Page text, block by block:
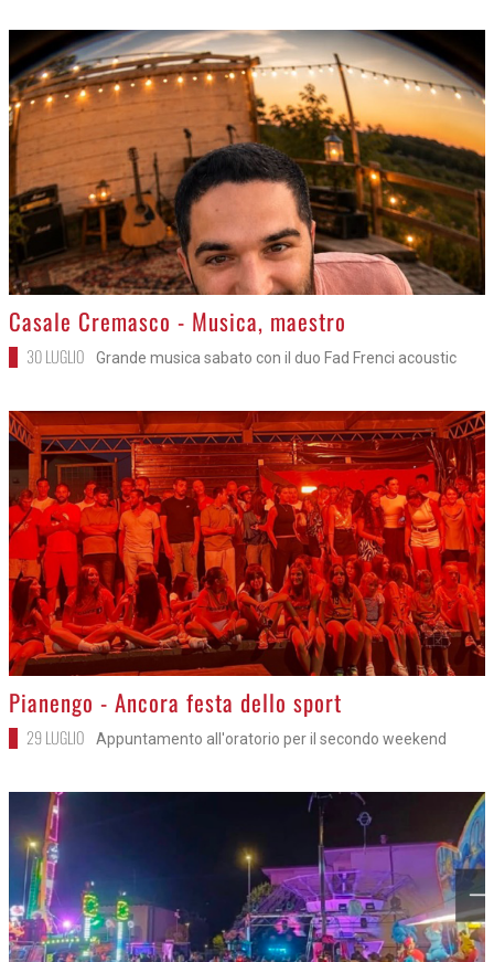
>
Casale Cremasco - Musica, maestro
30 LUGLIO Grande musica sabato con il duo Fad Frenci acoustic
>
Pianengo - Ancora festa dello sport
29 LUGLIO Appuntamento all'oratorio per il secondo weekend